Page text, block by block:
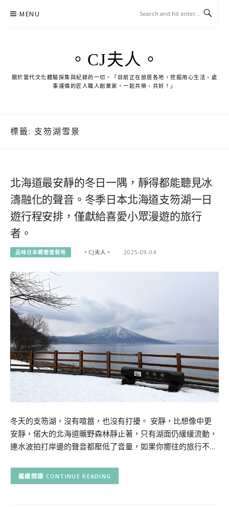
MENU
。CJ夫人。
關於當代文化體驗採集與紀錄的一切。「目前正在旅居各地，挖掘用心生活、處
事謹慎的匠人職人創業家，一起共榮、共好！」
標籤: 支笏湖雪景
北海道最安靜的冬日一隅，靜得都能聽見冰
濤融化的聲音。冬季日本北海道支笏湖一日
遊行程安排，僅獻給喜愛小眾漫遊的旅行
者。
品味日本輕奢度假地 。CJ夫人。 2025-09-04
冬天的支笏湖，沒有喧囂，也沒有打擾。 安靜，比想像中更
安靜，偌大的北海道曠野森林靜止著，只有湖面仍緩緩流動，
連水波拍打岸邊的聲音都壓低了音量，如果你嚮往的旅行不…
CONTINUE READING